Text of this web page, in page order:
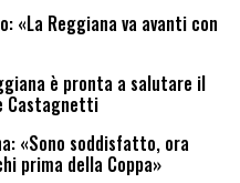
«La Reggiana va avanti con
è pronta a salutare il
Castagnetti
«Sono soddisfatto, ora
prima della Coppa»